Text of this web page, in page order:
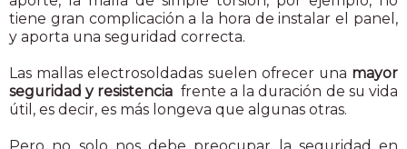
tiene gran complicación a la hora de instalar el panel,
y aporta una seguridad correcta.
Las mallas electrosoldadas suelen ofrecer una mayor
seguridad y resistencia frente a la duración de su vida
útil, es decir, es más longeva que algunas otras.